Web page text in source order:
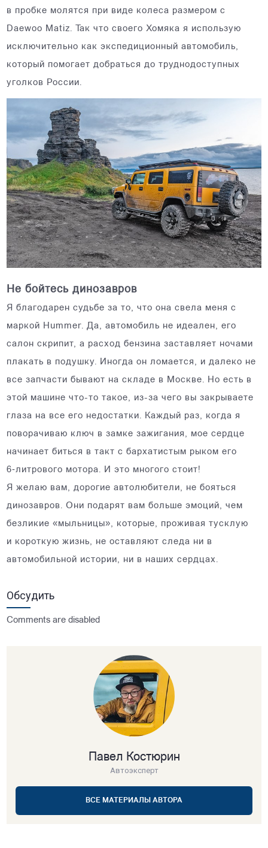
в пробке молятся при виде колеса размером с
Daewoo Matiz. Так что своего Хомяка я использую
исключительно как экспедиционный автомобиль,
который помогает добраться до труднодоступных
уголков России.
Не бойтесь динозавров
Я благодарен судьбе за то, что она свела меня с
маркой Hummer. Да, автомобиль не идеален, его
салон скрипит, а расход бензина заставляет ночами
плакать в подушку. Иногда он ломается, и далеко не
все запчасти бывают на складе в Москве. Но есть в
этой машине что-то такое, из-за чего вы закрываете
глаза на все его недостатки. Каждый раз, когда я
поворачиваю ключ в замке зажигания, мое сердце
начинает биться в такт с бархатистым рыком его
6‑литрового мотора. И это многого стоит!
Я желаю вам, дорогие автолюбители, не бояться
динозавров. Они подарят вам больше эмоций, чем
безликие «мыльницы», которые, проживая тусклую
и короткую жизнь, не оставляют следа ни в
автомобильной истории, ни в наших сердцах.
Обсудить
Comments are disabled
Павел Костюрин
Автоэксперт
ВСЕ МАТЕРИАЛЫ АВТОРА